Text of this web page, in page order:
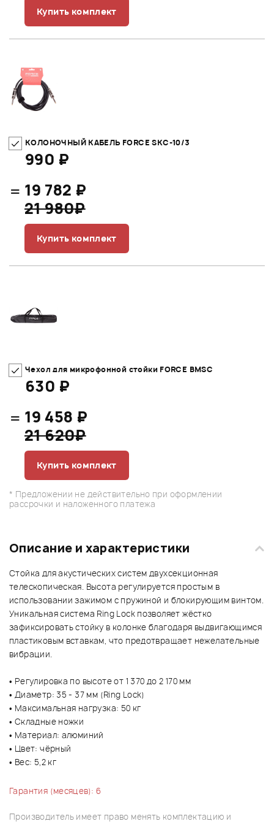
Купить комплект
КОЛОНОЧНЫЙ КАБЕЛЬ FORCE SKC-10/3
990 ₽
= 19 782 ₽
21 980₽
Купить комплект
Чехол для микрофонной стойки FORCE BMSC
630 ₽
= 19 458 ₽
21 620₽
Купить комплект
* Предложении не действительно при оформлении
рассрочки и наложенного платежа
Описание и характеристики
Стойка для акустических систем двухсекционная
телескопическая. Высота регулируется простым в
использовании зажимом с пружиной и блокирующим винтом.
Уникальная система Ring Lock позволяет жёстко
зафиксировать стойку в колонке благодаря выдвигающимся
пластиковым вставкам, что предотвращает нежелательные
вибрации.
• Регулировка по высоте от 1 370 до 2 170 мм
• Диаметр: 35 - 37 мм (Ring Lock)
• Максимальная нагрузка: 50 кг
• Складные ножки
• Материал: алюминий
• Цвет: чёрный
• Вес: 5,2 кг
Гарантия (месяцев): 6
Производитель имеет право менять комплектацию и